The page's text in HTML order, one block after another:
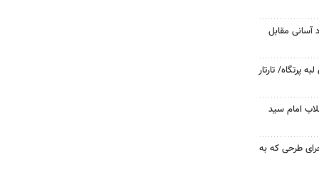
آسانی مقابل
پرتگاه/ تارتار
امام سید
طرحی که به